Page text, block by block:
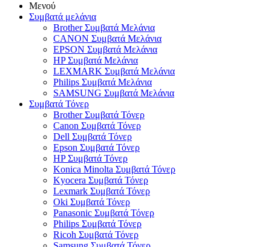
Μενού
Συμβατά μελάνια
Brother Συμβατά Μελάνια
CANON Συμβατά Μελάνια
EPSON Συμβατά Μελάνια
HP Συμβατά Μελάνια
LEXMARK Συμβατά Μελάνια
Philips Συμβατά Μελάνια
SAMSUNG Συμβατά Μελάνια
Συμβατά Τόνερ
Brother Συμβατά Τόνερ
Canon Συμβατά Τόνερ
Dell Συμβατά Τόνερ
Epson Συμβατά Τόνερ
HP Συμβατά Τόνερ
Konica Minolta Συμβατά Τόνερ
Kyocera Συμβατά Τόνερ
Lexmark Συμβατά Τόνερ
Oki Συμβατά Τόνερ
Panasonic Συμβατά Τόνερ
Philips Συμβατά Τόνερ
Ricoh Συμβατά Τόνερ